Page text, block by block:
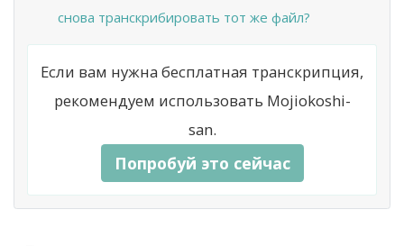
снова транскрибировать тот же файл?
Если вам нужна бесплатная транскрипция,
рекомендуем использовать Mojiokoshi-
san.
Попробуй это сейчас